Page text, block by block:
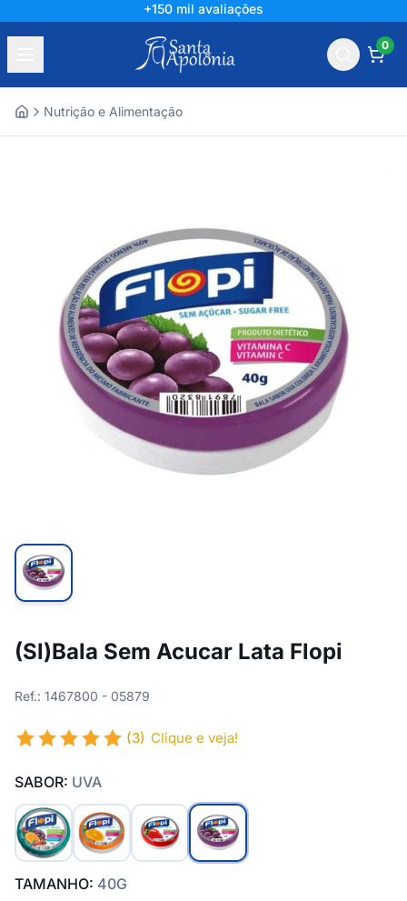
+150 mil avaliações
0
Nutrição e Alimentação
(Sl)Bala Sem Acucar Lata Flopi
Ref.: 1467800 - 05879
(3) Clique e veja!
SABOR: UVA
TAMANHO: 40G